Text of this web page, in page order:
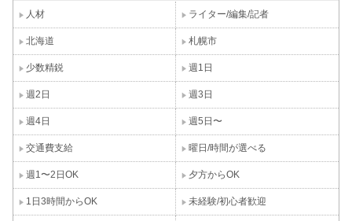
人材 ライター/編集/記者
北海道 札幌市
少数精鋭 週1日
週2日 週3日
週4日 週5日〜
交通費支給 曜日/時間が選べる
週1〜2日OK 夕方からOK
1日3時間からOK 未経験/初心者歓迎